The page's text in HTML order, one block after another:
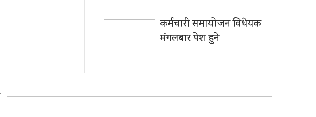
कर्मचारी समायोजन विधेयक
मंगलबार पेश हुने